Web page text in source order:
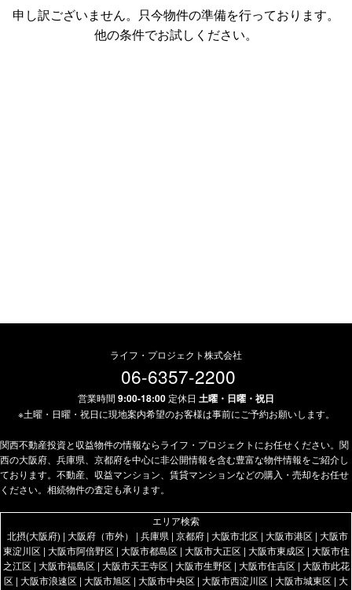
申し訳ございません。只今物件の準備を行っております。
他の条件でお試しください。
ライフ・プロジェクト株式会社
06-6357-2200
営業時間 9:00-18:00 定休日 土曜・日曜・祝日
※土曜・日曜・祝日に現地案内希望のお客様は事前にご予約お願いします。
関西不動産投資と収益物件の情報ならライフ・プロジェクトにお任せください。関
西の大阪府、兵庫県、京都府を中心に非公開情報を含む豊富な物件情報をご紹介し
ております。不動産、収益マンション、賃貸マンションなどの購入・売却をお任せ
ください。相続物件の査定も承ります。
エリア検索
北摂(大阪府) | 大阪府（市外） | 兵庫県 | 京都府| 大阪市北区| 大阪市港区| 大阪市
東淀川区| 大阪市阿倍野区| 大阪市都島区| 大阪市大正区| 大阪市東成区| 大阪市住
之江区| 大阪市福島区| 大阪市天王寺区| 大阪市生野区| 大阪市住吉区| 大阪市此花
区 | 大阪市浪速区 | 大阪市旭区 | 大阪市中央区 | 大阪市西淀川区 | 大阪市城東区 | 大